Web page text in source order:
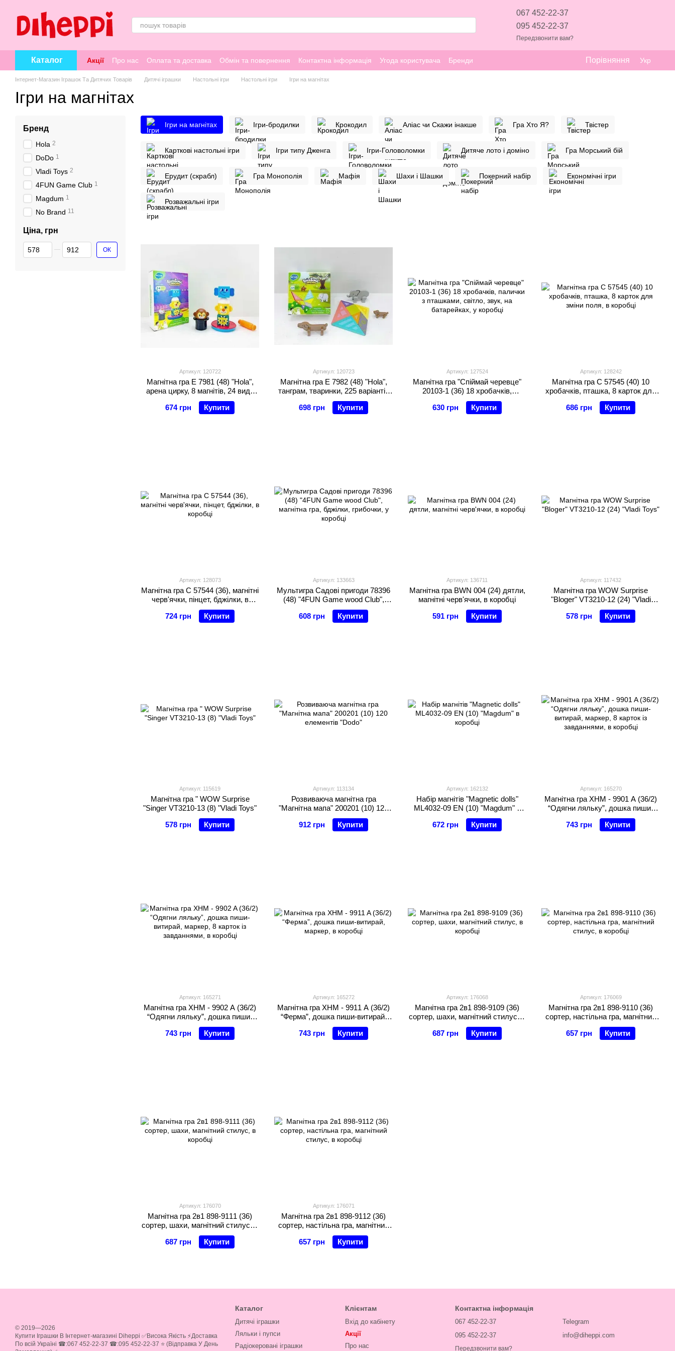
067 452-22-37
095 452-22-37
Передзвонити вам?
Каталог Акції Про нас Оплата та доставка Обмін та повернення Контактна інформація Угода користувача Бренди Порівняння Укр
Інтернет-Магазин Іграшок Та Дитячих Товарів Дитячі іграшки Настольні ігри Настольні ігри Ігри на магнітах
Ігри на магнітах
Ігри на магнітах Ігри-бродилки Крокодил Аліас чи Скажи інакше Гра Хто Я? Твістер
Карткові настольні ігри Ігри типу Дженга Ігри-Головоломки Дитяче лото і доміно Гра Морський бій
Ерудит (скрабл) Гра Монополія Мафія Шахи і Шашки Покерний набір Економічні ігри
Розважальні ігри
Артикул: 120722
Магнітна гра E 7981 (48) "Hola",
арена цирку, 8 магнітів, 24 види
складання гри, в коробці
674 грн
Купити
Артикул: 120723
Магнітна гра E 7982 (48) "Hola",
танграм, тваринки, 225 варіантів
збору гри, в коробці
698 грн
Купити
Артикул: 127524
Магнітна гра "Спіймай черевце"
20103-1 (36) 18 хробачків,
палички з пташками, світло, звук,
на батарейках, у коробці
630 грн Купити
Артикул: 128242
Магнітна гра C 57545 (40) 10
хробачків, пташка, 8 карток для
зміни поля, в коробці
686 грн
Купити
Артикул: 128073
Магнітна гра С 57544 (36), магнітні
черв'ячки, пінцет, бджілки, в
коробці
724 грн
Купити
Артикул: 133663
Мультигра Садові пригоди 78396
(48) "4FUN Game wood Club",
магнітна гра, бджілки, грибочки, у
коробці
608 грн Купити
Артикул: 136711
Магнітна гра BWN 004 (24) дятли,
магнітні черв'ячки, в коробці
591 грн
Купити
Артикул: 117432
Магнітна гра WOW Surprise
"Bloger" VT3210-12 (24) "Vladi
Toys"
578 грн
Купити
Артикул: 115619
Магнітна гра " WOW Surprise
"Singer VT3210-13 (8) "Vladi Toys"
578 грн
Купити
Артикул: 113134
Розвиваюча магнітна гра
"Магнітна мапа" 200201 (10) 120
елементів "Dodo"
912 грн
Купити
Артикул: 162132
Набір магнітів "Magnetic dolls"
ML4032-09 EN (10) "Magdum" в
коробці
672 грн
Купити
Артикул: 165270
Магнітна гра XHM - 9901 A (36/2)
“Одягни ляльку”, дошка пиши-
витирай, маркер, 8 карток із
завданнями, в коробці
743 грн Купити
Артикул: 165271
Магнітна гра XHM - 9902 A (36/2)
“Одягни ляльку”, дошка пиши-
витирай, маркер, 8 карток із
завданнями, в коробці
743 грн Купити
Артикул: 165272
Магнітна гра XHM - 9911 A (36/2)
“Ферма”, дошка пиши-витирай,
маркер, в коробці
743 грн
Купити
Артикул: 176068
Магнітна гра 2в1 898-9109 (36)
сортер, шахи, магнітний стилус, в
коробці
687 грн
Купити
Артикул: 176069
Магнітна гра 2в1 898-9110 (36)
сортер, настільна гра, магнітний
стилус, в коробці
657 грн
Купити
Артикул: 176070
Магнітна гра 2в1 898-9111 (36)
сортер, шахи, магнітний стилус, в
коробці
687 грн
Купити
Артикул: 176071
Магнітна гра 2в1 898-9112 (36)
сортер, настільна гра, магнітний
стилус, в коробці
657 грн
Купити
Бренд
Hola 2
DoDo 1
Vladi Toys 2
4FUN Game Club 1
Magdum 1
No Brand 11
Ціна, грн
От Ціна, грн
До Ціна, грн ОК
© 2019—2026
Купити Іграшки В Інтернет-магазині Diheppi ✅Висока Якість ⚡Доставка
По всій Україні ☎:067 452-22-37 ☎:095 452-22-37 ⭐ (Відправка У День
Каталог
Дитячі іграшки
Ляльки і пупси
Радіокеровані іграшки
Клієнтам
Вхід до кабінету
Акції
Про нас
Контактна інформація
067 452-22-37
095 452-22-37
Передзвонити вам?
Telegram
info@diheppi.com